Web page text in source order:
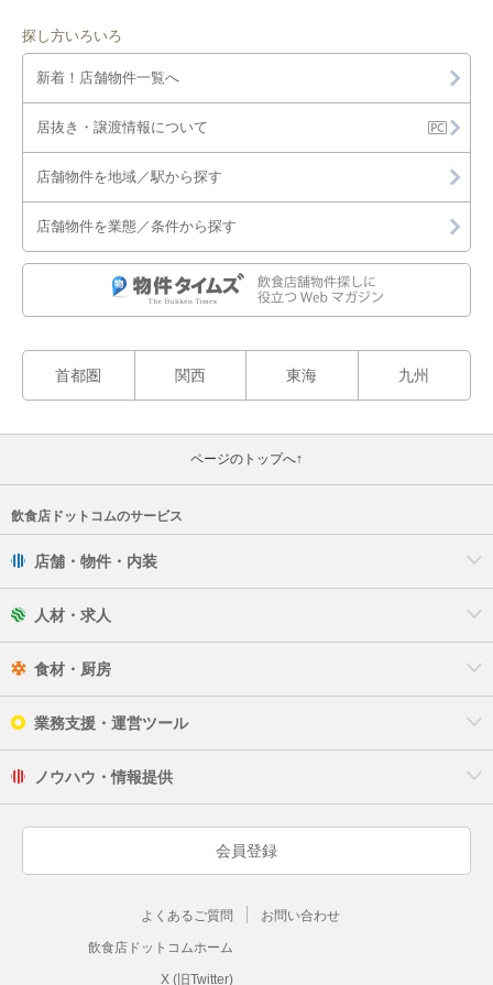
探し方いろいろ
新着！店舗物件一覧へ
居抜き・譲渡情報について
店舗物件を地域／駅から探す
店舗物件を業態／条件から探す
首都圏 関西 東海 九州
ページのトップへ↑
飲食店ドットコムのサービス
店舗・物件・内装
人材・求人
食材・厨房
業務支援・運営ツール
ノウハウ・情報提供
会員登録
よくあるご質問 お問い合わせ
飲食店ドットコムホーム
X (旧Twitter)